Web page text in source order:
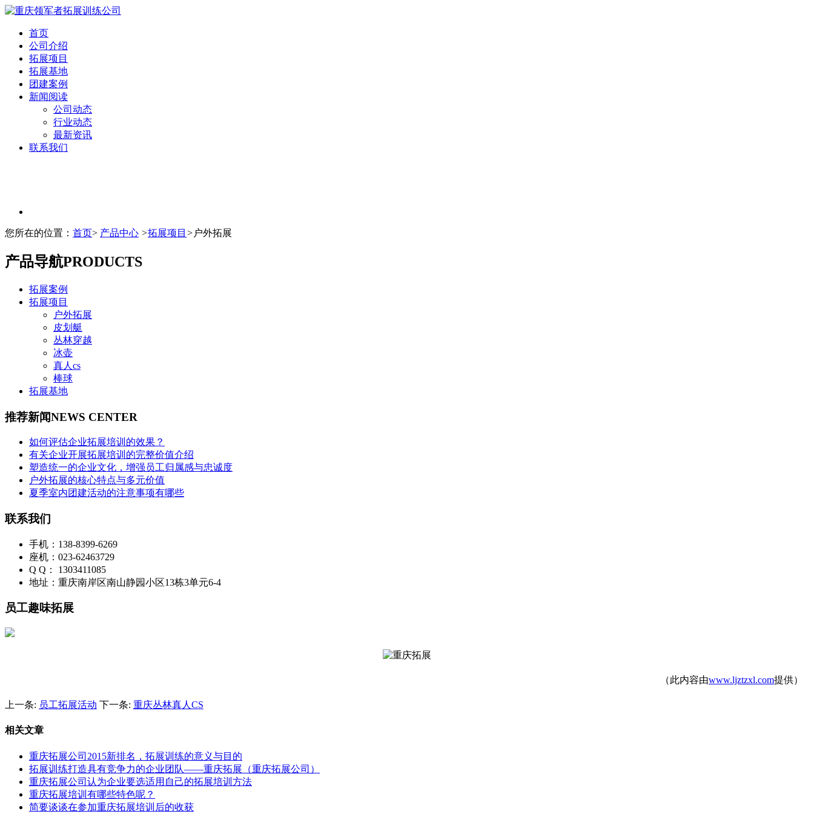
首页
公司介绍
拓展项目
拓展基地
团建案例
新闻阅读
公司动态
行业动态
最新资讯
联系我们
您所在的位置： 首页> 产品中心 >拓展项目 > 户外拓展
产品导航PRODUCTS
拓展案例
拓展项目
户外拓展
皮划艇
丛林穿越
冰壶
真人cs
棒球
拓展基地
推荐新闻NEWS CENTER
如何评估企业拓展培训的效果？
有关企业开展拓展培训的完整价值介绍
塑造统一的企业文化，增强员工归属感与忠诚度
户外拓展的核心特点与多元价值
夏季室内团建活动的注意事项有哪些
联系我们
手机：138-8399-6269
座机：023-62463729
Q Q： 1303411085
地址：重庆南岸区南山静园小区13栋3单元6-4
员工趣味拓展
（此内容由www.ljztzxl.com提供）
上一条: 员工拓展活动 下一条: 重庆丛林真人CS
相关文章
重庆拓展公司2015新排名，拓展训练的意义与目的
拓展训练打造具有竞争力的企业团队——重庆拓展（重庆拓展公司）
重庆拓展公司认为企业要选适用自己的拓展培训方法
重庆拓展培训有哪些特色呢？
简要谈谈在参加重庆拓展培训后的收获